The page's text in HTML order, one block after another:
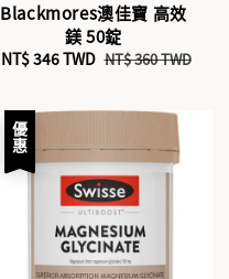
Blackmores澳佳寶 高效
鎂 50錠
Sale
NT$ 346 TWD Regular
NT$ 360 TWD
優惠